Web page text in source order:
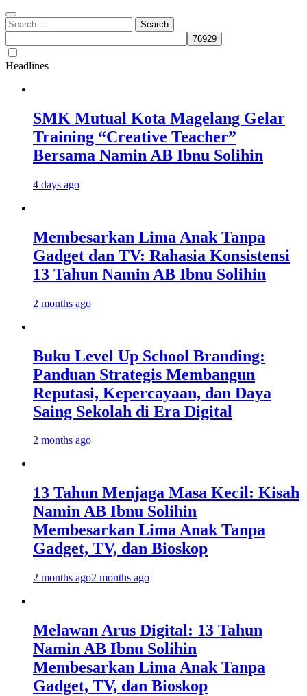
Search
for:
Headlines
SMK Mutual Kota Magelang Gelar
Training “Creative Teacher”
Bersama Namin AB Ibnu Solihin
4 days ago
Membesarkan Lima Anak Tanpa
Gadget dan TV: Rahasia Konsistensi
13 Tahun Namin AB Ibnu Solihin
2 months ago
Buku Level Up School Branding:
Panduan Strategis Membangun
Reputasi, Kepercayaan, dan Daya
Saing Sekolah di Era Digital
2 months ago
13 Tahun Menjaga Masa Kecil: Kisah
Namin AB Ibnu Solihin
Membesarkan Lima Anak Tanpa
Gadget, TV, dan Bioskop
2 months ago2 months ago
Melawan Arus Digital: 13 Tahun
Namin AB Ibnu Solihin
Membesarkan Lima Anak Tanpa
Gadget, TV, dan Bioskop